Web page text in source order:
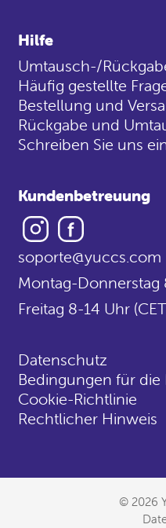
Hilfe
Umtausch-/
Häufig gestellte
Bestellung und
Rückgabe und
Schreiben Sie uns
Kundenbetreuung
Instagram
soporte@yuccs.com
Montag-Donnerstag
Freitag 8-14 Uhr
Datenschutz
Bedingungen für
Cookie-Richtlinie
Rechtlicher Hinweis
© 2026